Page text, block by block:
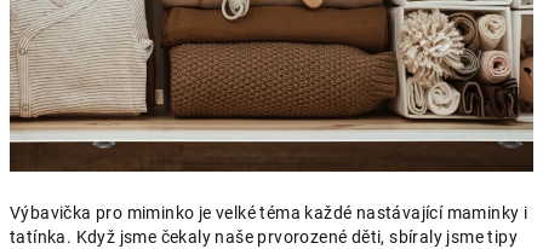
Výbavička pro miminko je velké téma každé nastávající maminky i
tatínka. Když jsme čekaly naše prvorozené děti, sbíraly jsme tipy